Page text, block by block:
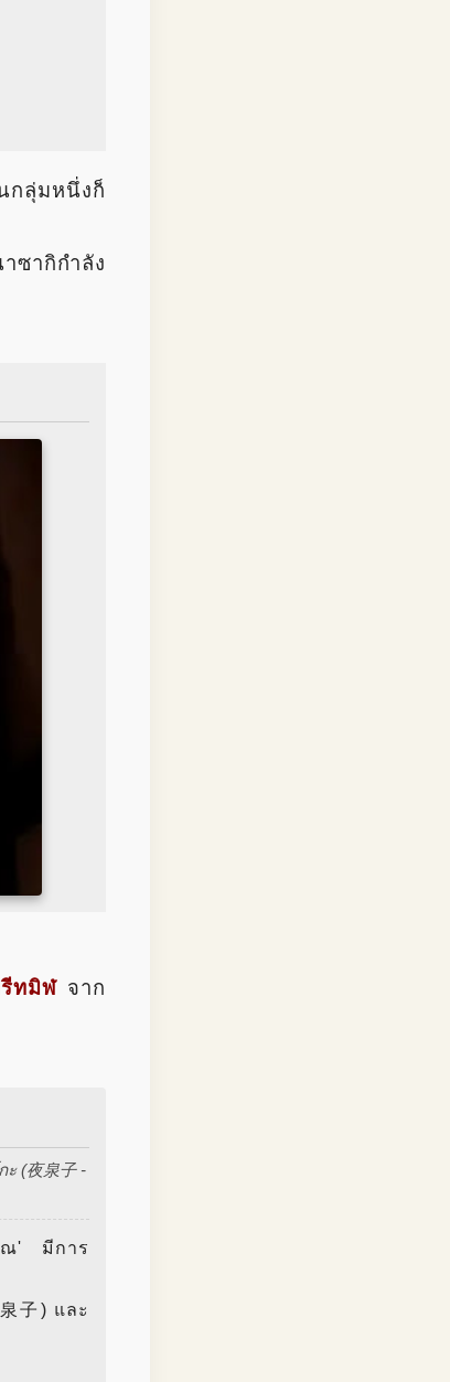
ลุ่มหนึ่งก็
ซากิกำลัง
ทมิฬ จาก
(夜泉子 -
ณ' มีการ
子) และ